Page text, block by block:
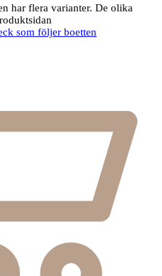
har flera varianter. De olika